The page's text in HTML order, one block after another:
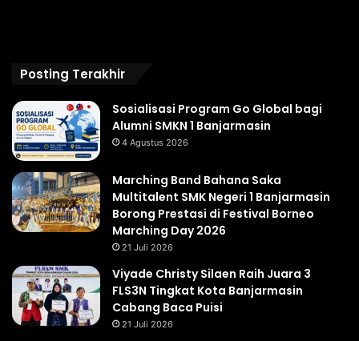
Posting Terakhir
Sosialisasi Program Go Global bagi
Alumni SMKN 1 Banjarmasin
4 Agustus 2026
Marching Band Bahana Saka
Multitalent SMK Negeri 1 Banjarmasin
Borong Prestasi di Festival Borneo
Marching Day 2026
21 Juli 2026
Viyade Christy Silaen Raih Juara 3
FLS3N Tingkat Kota Banjarmasin
Cabang Baca Puisi
21 Juli 2026